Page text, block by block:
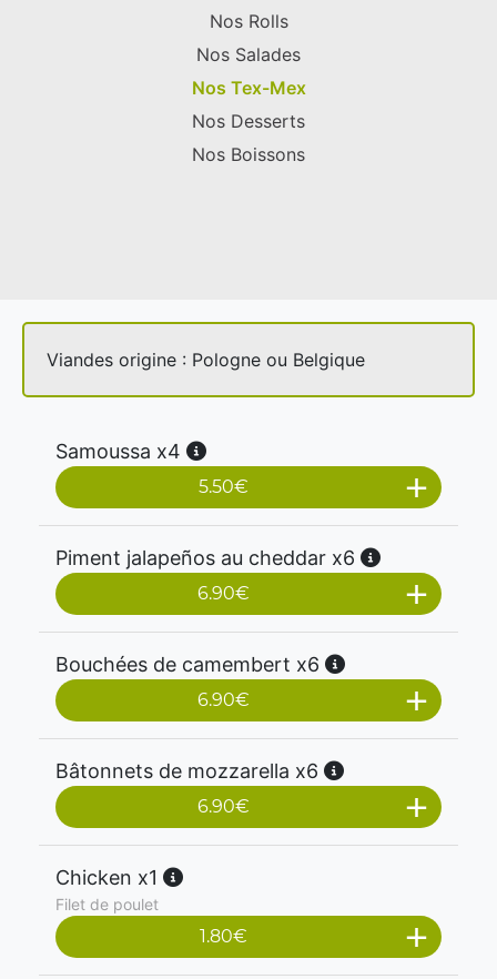
Nos Rolls
Nos Salades
Nos Tex-Mex
Nos Desserts
Nos Boissons
Viandes origine : Pologne ou Belgique
Samoussa x4
5.50€
Piment jalapeños au cheddar x6
6.90€
Bouchées de camembert x6
6.90€
Bâtonnets de mozzarella x6
6.90€
Chicken x1
Filet de poulet
1.80€